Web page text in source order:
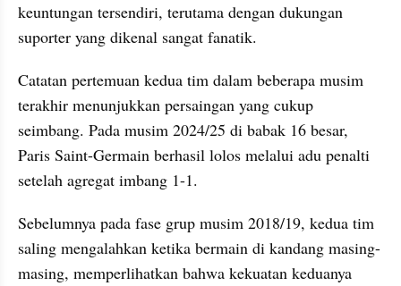
keuntungan tersendiri, terutama dengan dukungan
suporter yang dikenal sangat fanatik.
Catatan pertemuan kedua tim dalam beberapa musim
terakhir menunjukkan persaingan yang cukup
seimbang. Pada musim 2024/25 di babak 16 besar,
Paris Saint-Germain berhasil lolos melalui adu penalti
setelah agregat imbang 1-1.
Sebelumnya pada fase grup musim 2018/19, kedua tim
saling mengalahkan ketika bermain di kandang masing-
masing, memperlihatkan bahwa kekuatan keduanya